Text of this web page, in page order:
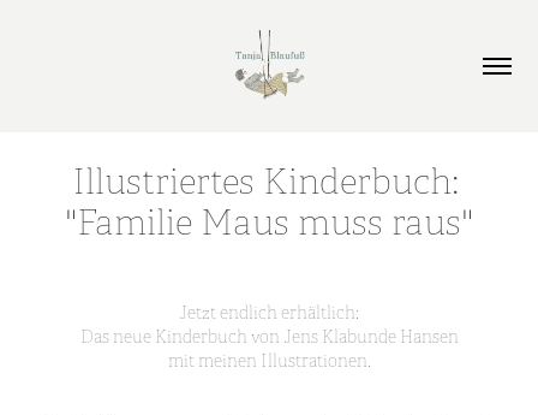
Illustriertes Kinderbuch:
"Familie Maus muss raus"
Jetzt endlich erhältlich:
Das neue Kinderbuch von Jens Klabunde Hansen
mit meinen Illustrationen.